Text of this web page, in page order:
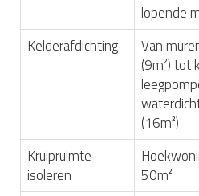
lopende
Kelderafdichting
Van
(9m²) tot
(16m²)
Kruipruimte
isoleren
50m²